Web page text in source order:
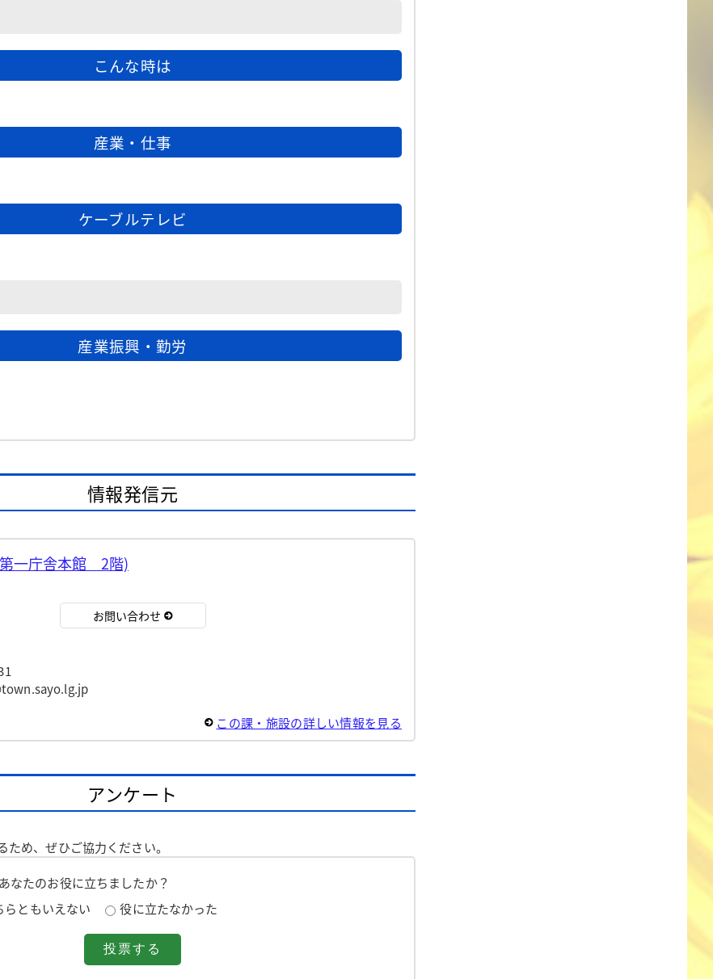
こんな時は
産業・仕事
ケーブルテレビ
産業振興・勤労
情報発信元
一庁舎本館 2階)
お問い合わせ
この課・施設の詳しい情報を見る
アンケート
め、ぜひご協力ください。
なたのお役に立ちましたか？
らともいえない 役に立たなかった